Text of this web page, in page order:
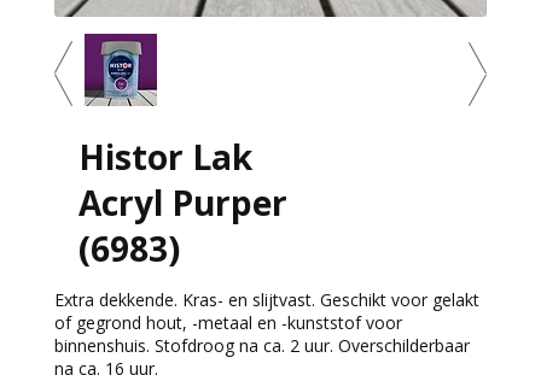
Histor Lak
Acryl Purper
(6983)
Extra dekkende. Kras- en slijtvast. Geschikt voor gelakt
of gegrond hout, -metaal en -kunststof voor
binnenshuis. Stofdroog na ca. 2 uur. Overschilderbaar
na ca. 16 uur.